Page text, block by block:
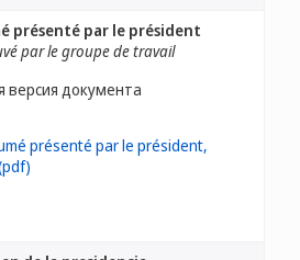
présenté par le président
par le groupe de travail
версия документа